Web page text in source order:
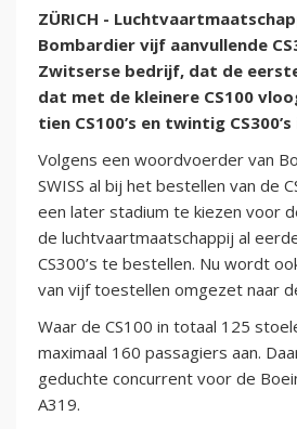
ZÜRICH -
Bombardier vijf aanvullende
Zwitserse bedrijf, dat de
dat met de kleinere CS100
tien CS100’s en twintig
Volgens een woordvoerder van
SWISS al bij het bestellen van de
een later stadium te kiezen voor
de luchtvaartmaatschappij al
CS300’s te bestellen. Nu wordt
van vijf toestellen omgezet naar
Waar de CS100 in totaal 125
maximaal 160 passagiers aan.
geduchte concurrent voor de
A319.